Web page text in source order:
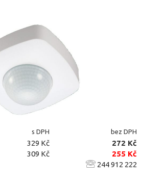
s DPH bez DPH
329 Kč
272 Kč
309 Kč
255 Kč
244 912 222